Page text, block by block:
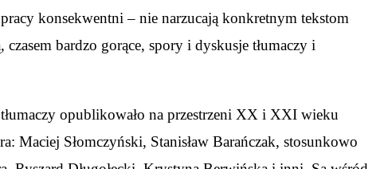
konsekwentni – nie narzucają konkretnym tekstom
bardzo gorące, spory i dyskusje tłumaczy i
opublikowało na przestrzeni XX i XXI wieku
Maciej Słomczyński, Stanisław Barańczak, stosunkowo